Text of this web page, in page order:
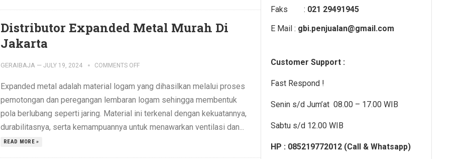
Distributor Expanded Metal Murah Di
Jakarta
GERAIBAJA — JULY 19, 2024 COMMENTS OFF
Expanded metal adalah material logam yang dihasilkan melalui proses
pemotongan dan peregangan lembaran logam sehingga membentuk
pola berlubang seperti jaring. Material ini terkenal dengan kekuatannya,
durabilitasnya, serta kemampuannya untuk menawarkan ventilasi dan...
READ MORE »
Faks : 021 29491945
E Mail : gbi.penjualan@gmail.com
Customer Support :
Fast Respond !
Senin s/d Jum’at 08.00 – 17.00 WIB
Sabtu s/d 12.00 WIB
HP : 085219772012 (Call & Whatsapp)